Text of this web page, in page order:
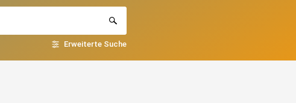
Erweiterte Suche